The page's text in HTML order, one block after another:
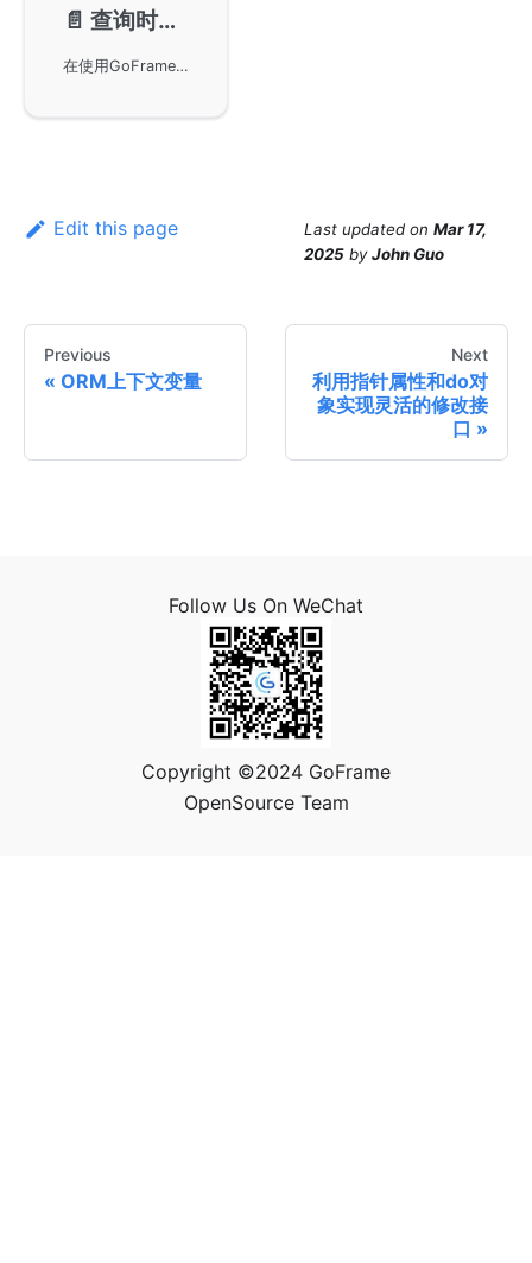
📄️ 查询时避免返回对象初始化及sql.ErrNoRows判断
在使用GoFrame框架进行SQL查询时，避免对象初始化以及sql.ErrNoRows错误判断问题。通过不初始化查询结果对象，使用指针为nil判断的方法，统一项目中对空查询结果的处理逻辑，从而降低代码对错误处理的复杂度。
Edit this page Last updated on Mar 17,
2025 byJohn Guo
Previous
ORM上下文变量
Next
利用指针属性和do对
象实现灵活的修改接
口
Follow Us On WeChat
Copyright ©2024 GoFrame
OpenSource Team